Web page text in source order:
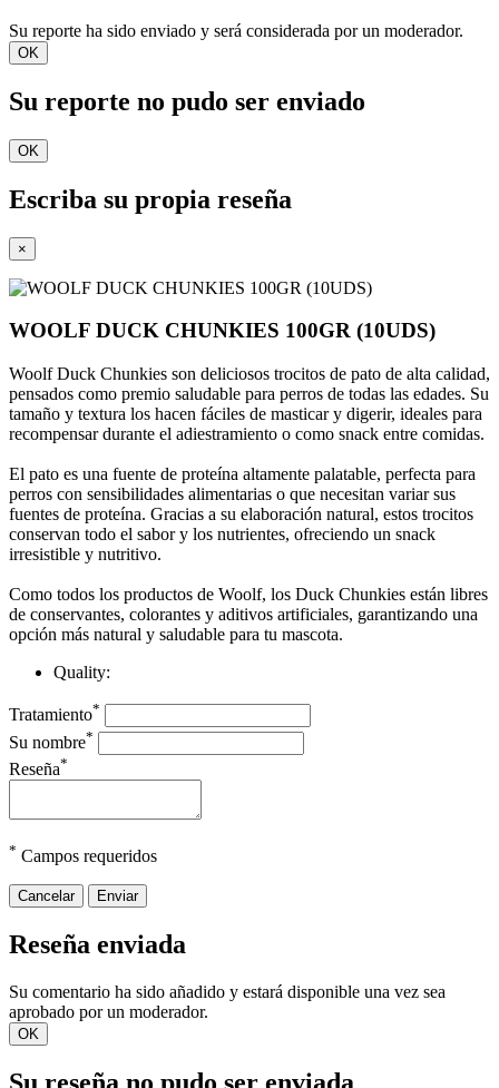
Su reporte ha sido enviado y será considerada por un moderador.
OK
Su reporte no pudo ser enviado
OK
Escriba su propia reseña
×
WOOLF DUCK CHUNKIES 100GR (10UDS)
Woolf Duck Chunkies son deliciosos trocitos de pato de alta calidad,
pensados como premio saludable para perros de todas las edades. Su
tamaño y textura los hacen fáciles de masticar y digerir, ideales para
recompensar durante el adiestramiento o como snack entre comidas.
El pato es una fuente de proteína altamente palatable, perfecta para
perros con sensibilidades alimentarias o que necesitan variar sus
fuentes de proteína. Gracias a su elaboración natural, estos trocitos
conservan todo el sabor y los nutrientes, ofreciendo un snack
irresistible y nutritivo.
Como todos los productos de Woolf, los Duck Chunkies están libres
de conservantes, colorantes y aditivos artificiales, garantizando una
opción más natural y saludable para tu mascota.
Quality:
Tratamiento*
Su nombre*
Reseña*
* Campos requeridos
Cancelar Enviar
Reseña enviada
Su comentario ha sido añadido y estará disponible una vez sea
aprobado por un moderador.
OK